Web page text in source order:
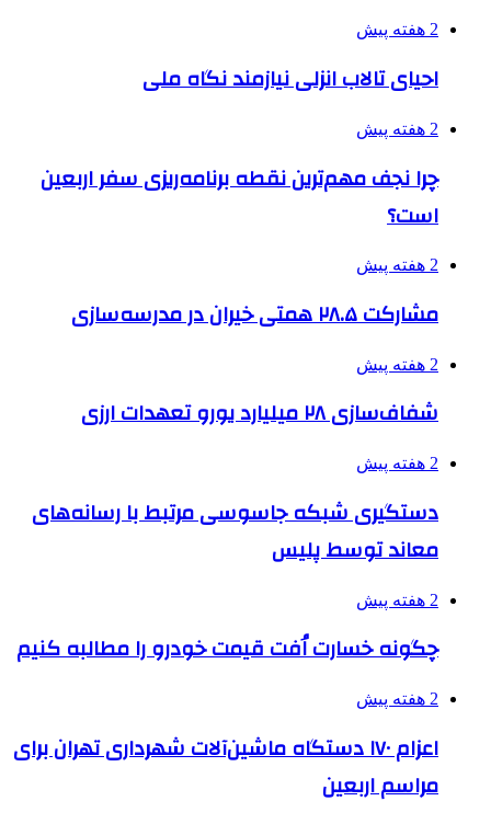
2 هفته پیش
احیای تالاب انزلی نیازمند نگاه ملی
2 هفته پیش
چرا نجف مهم‌ترین نقطه برنامه‌ریزی سفر اربعین
است؟
2 هفته پیش
مشارکت ۲۸.۵ همتی خیران در مدرسه‌سازی
2 هفته پیش
شفاف‌سازی ۲۸ میلیارد یورو تعهدات ارزی
2 هفته پیش
دستگیری شبکه جاسوسی مرتبط با رسانه‌های
معاند توسط پلیس
2 هفته پیش
چگونه خسارت اُفت قیمت خودرو را مطالبه کنیم
2 هفته پیش
اعزام ۱۷۰ دستگاه ماشین‌آلات شهرداری تهران برای
مراسم اربعین